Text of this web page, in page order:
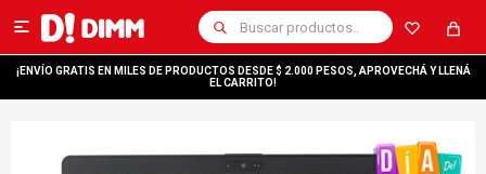

¡ENVÍO GRATIS EN MILES DE PRODUCTOS DESDE $ 2.000 PESOS, APROVECHÁ Y LLENÁ
EL CARRITO!